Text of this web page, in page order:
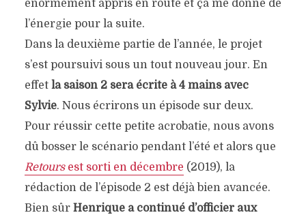
énormément appris en route et ça me donne de
l’énergie pour la suite.
Dans la deuxième partie de l’année, le projet
s’est poursuivi sous un tout nouveau jour. En
effet la saison 2 sera écrite à 4 mains avec
Sylvie. Nous écrirons un épisode sur deux.
Pour réussir cette petite acrobatie, nous avons
dû bosser le scénario pendant l’été et alors que
Retoursest sorti en décembre (2019), la
rédaction de l’épisode 2 est déjà bien avancée.
Bien sûr Henrique a continué d’officier aux